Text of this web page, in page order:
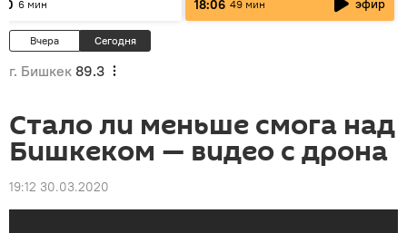
6 мин
18:06 49 мин эфир
Вчера Сегодня
г. Бишкек 89.3
Стало ли меньше смога над
Бишкеком — видео с дрона
19:12 30.03.2020